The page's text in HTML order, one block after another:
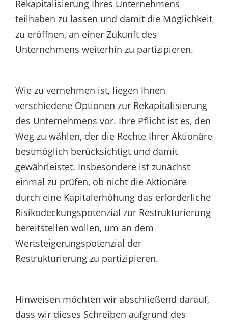
Rekapitalisierung Ihres Unternehmens
teilhaben zu lassen und damit die Möglichkeit
zu eröffnen, an einer Zukunft des
Unternehmens weiterhin zu partizipieren.
Wie zu vernehmen ist, liegen Ihnen
verschiedene Optionen zur Rekapitalisierung
des Unternehmens vor. Ihre Pflicht ist es, den
Weg zu wählen, der die Rechte Ihrer Aktionäre
bestmöglich berücksichtigt und damit
gewährleistet. Insbesondere ist zunächst
einmal zu prüfen, ob nicht die Aktionäre
durch eine Kapitalerhöhung das erforderliche
Risikodeckungspotenzial zur Restrukturierung
bereitstellen wollen, um an dem
Wertsteigerungspotenzial der
Restrukturierung zu partizipieren.
Hinweisen möchten wir abschließend darauf,
dass wir dieses Schreiben aufgrund des